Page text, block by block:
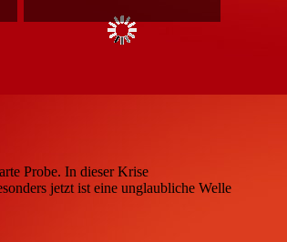
Probe. In dieser Krise
jetzt ist eine unglaubliche Welle